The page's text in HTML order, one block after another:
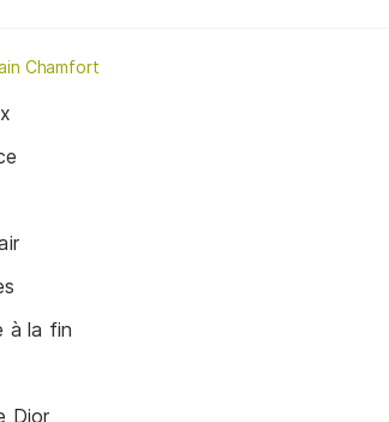
Chamfort
à la fin
Dior